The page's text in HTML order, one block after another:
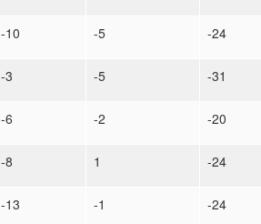
-10 -5 -24
-3 -5 -31
-6 -2 -20
-8 1 -24
-13 -1 -24